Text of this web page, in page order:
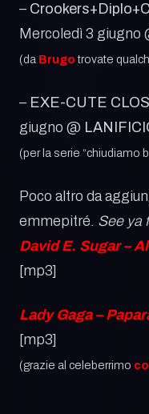
–
Mercoledì 3 giugno
(da Brugotrovate
– EXE-CUTE
giugno @
(per la serie “chiudiamo
Poco altro da
emmepitré. See ya
David E. Sugar –
[mp3]
Lady Gaga –
[mp3]
(grazie al celeberrimo